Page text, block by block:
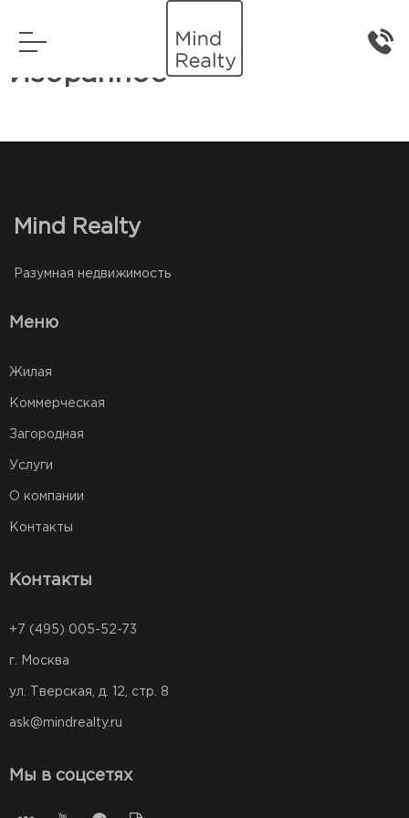
Главная
Избранное
Mind Realty
Разумная недвижимость
Меню
Жилая
Коммерческая
Загородная
Услуги
О компании
Контакты
Контакты
+7 (495) 005-52-73
г. Москва
ул. Тверская, д. 12, стр. 8
ask@mindrealty.ru
Мы в соцсетях